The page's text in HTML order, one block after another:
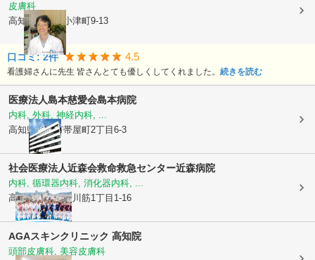
皮膚科
高知県高知市 小津町9-13
口コミ: 2件 4.5
看護婦さんに先生 皆さんとても優しくしてくれました。 続きを読む
医療法人島本慈愛会島本病院
内科, 外科, 神経内科, ...
高知県高知市帯屋町2丁目6-3
社会医療法人近森会救命救急センター近森病院
内科, 循環器内科, 消化器内科, ...
高知県高知市大川筋1丁目1-16
AGAスキンクリニック 高知院
頭部皮膚科, 美容皮膚科